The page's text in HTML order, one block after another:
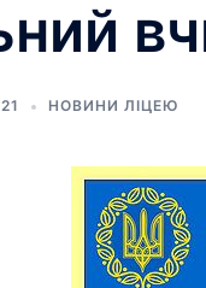
НОВИНИ ЛІЦЕЮ